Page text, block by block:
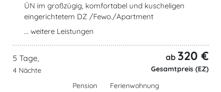
ÜN im großzügig, komfortabel und kuscheligen
eingerichtetem DZ /Fewo./Apartment
... weitere Leistungen
5 Tage,
4 Nächte
ab 320 €
Gesamtpreis (EZ)
Pension
Ferienwohnung